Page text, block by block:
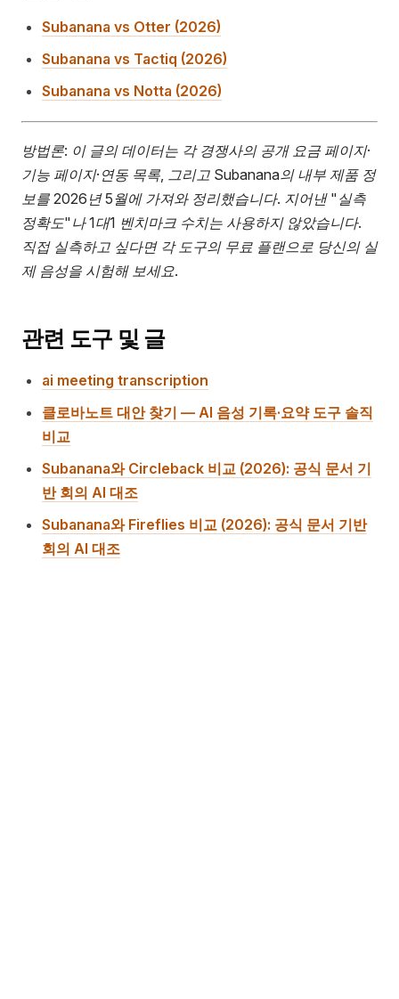
Subanana vs Otter (2026)
Subanana vs Tactiq (2026)
Subanana vs Notta (2026)
방법론: 이 글의 데이터는 각 경쟁사의 공개 요금 페이지·
기능 페이지·연동 목록, 그리고 Subanana의 내부 제품 정
보를 2026년 5월에 가져와 정리했습니다. 지어낸 "실측
정확도"나 1대1 벤치마크 수치는 사용하지 않았습니다.
직접 실측하고 싶다면 각 도구의 무료 플랜으로 당신의 실
제 음성을 시험해 보세요.
관련 도구 및 글
ai meeting transcription
클로바노트 대안 찾기 — AI 음성 기록·요약 도구 솔직
비교
Subanana와 Circleback 비교 (2026): 공식 문서 기
반 회의 AI 대조
Subanana와 Fireflies 비교 (2026): 공식 문서 기반
회의 AI 대조